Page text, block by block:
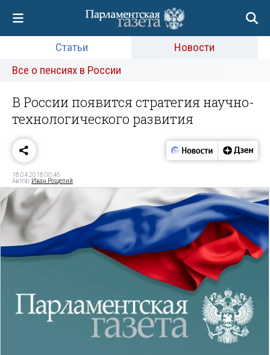
Статьи
Новости
Все о пенсиях в России
В России появится стратегия научно-
технологического развития
18.04.2018 00:45
Автор: Иван Рощепий